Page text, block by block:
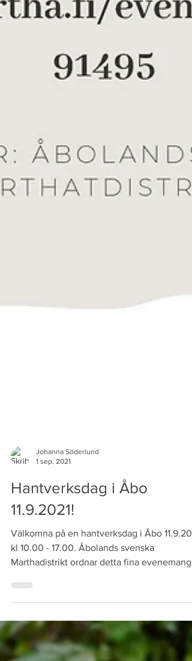
Johanna Söderlund
1 sep. 2021
Hantverksdag i Åbo
11.9.2021!
kl 10.00 - 17.00. Åbolands svenska
Marthadistrikt ordnar detta fina evenemang
som jag har...